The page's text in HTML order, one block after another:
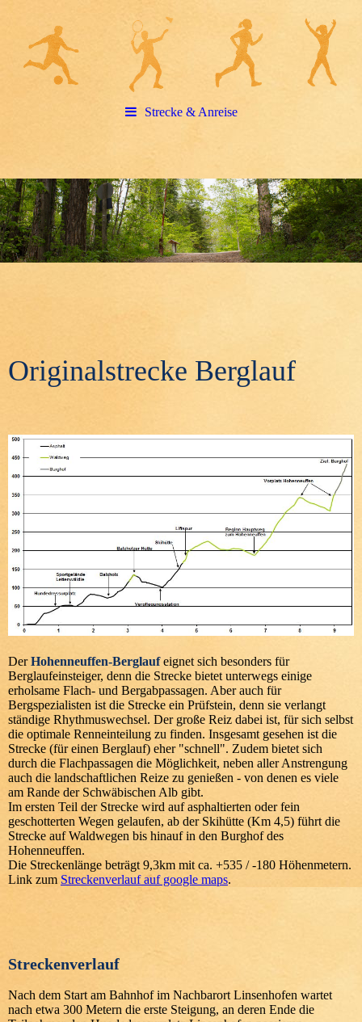
Strecke & Anreise
Originalstrecke Berglauf
DerHohenneuffen-Berglaufeignet sich besonders für
Berglaufeinsteiger, denn die Strecke bietet unterwegs einige
erholsame Flach- und Bergabpassagen. Aber auch für
Bergspezialisten ist die Strecke ein Prüfstein, denn sie verlangt
ständige Rhythmuswechsel. Der große Reiz dabei ist, für sich selbst
die optimale Renneinteilung zu finden. Insgesamt gesehen ist die
Strecke (für einen Berglauf) eher "schnell". Zudem bietet sich
durch die Flachpassagen die Möglichkeit, neben aller Anstrengung
auch die landschaftlichen Reize zu genießen - von denen es viele
am Rande der Schwäbischen Alb gibt.
Im ersten Teil der Strecke wird auf asphaltierten oder fein
geschotterten Wegen gelaufen, ab der Skihütte (Km 4,5) führt die
Strecke auf Waldwegen bis hinauf in den Burghof des
Hohenneuffen.
Die Streckenlänge beträgt 9,3km mit ca. +535 / -180 Höhenmetern.
Link zum Streckenverlauf auf google maps.
Streckenverlauf
Nach dem Start am Bahnhofim NachbarortLinsenhofen wartet
nach etwa 300 Metern die erste Steigung, an deren Ende die